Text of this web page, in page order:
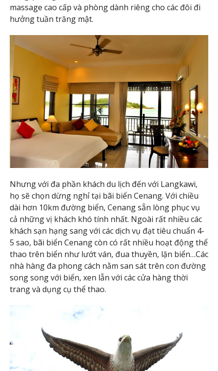
massage cao cấp và phòng dành riêng cho các đôi đi
hưởng tuần trăng mật.
Nhưng với đa phần khách du lịch đến với Langkawi,
họ sẽ chọn dừng nghỉ tại bãi biển Cenang. Với chiều
dài hơn 10km đường biển, Cenang sẵn lòng phục vụ
cả những vị khách khó tính nhất. Ngoài rất nhiều các
khách sạn hạng sang với các dịch vụ đạt tiêu chuẩn 4-
5 sao, bãi biển Cenang còn có rất nhiều hoạt động thể
thao trên biển như lướt ván, đua thuyền, lặn biển…Các
nhà hàng đa phong cách nằm san sát trên con đường
song song với biển, xen lẫn với các cửa hàng thời
trang và dụng cụ thể thao.